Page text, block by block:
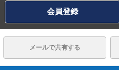
会員登録
メールで共有する